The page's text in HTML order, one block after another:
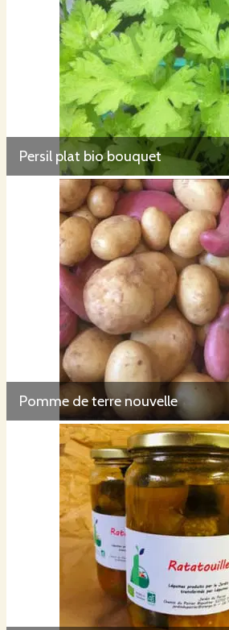
Persil plat bio bouquet
Pomme de terre nouvelle